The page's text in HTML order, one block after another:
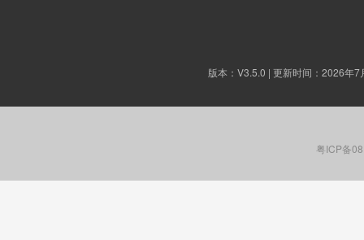
版本： V3.5.0 | 更新时间：2026年
粤ICP备